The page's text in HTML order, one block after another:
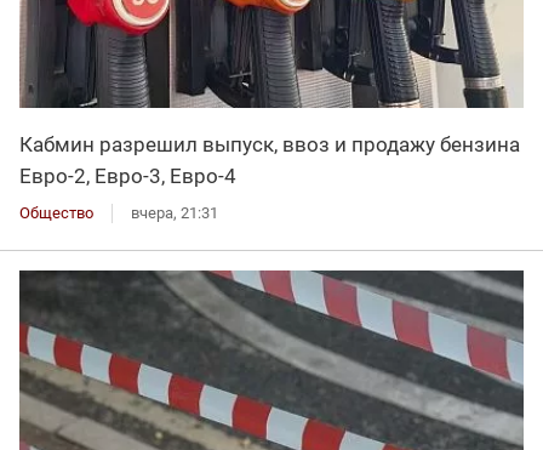
Кабмин разрешил выпуск, ввоз и продажу бензина
Евро-2, Евро-3, Евро-4
Общество вчера, 21:31